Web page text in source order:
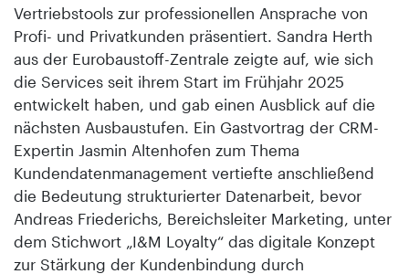
Vertriebstools zur professionellen Ansprache von
Profi- und Privatkunden präsentiert. Sandra Herth
aus der Eurobaustoff-Zentrale zeigte auf, wie sich
die Services seit ihrem Start im Frühjahr 2025
entwickelt haben, und gab einen Ausblick auf die
nächsten Ausbaustufen. Ein Gastvortrag der CRM-
Expertin Jasmin Altenhofen zum Thema
Kundendatenmanagement vertiefte anschließend
die Bedeutung strukturierter Datenarbeit, bevor
Andreas Friederichs, Bereichsleiter Marketing, unter
dem Stichwort „I&M Loyalty“ das digitale Konzept
zur Stärkung der Kundenbindung durch